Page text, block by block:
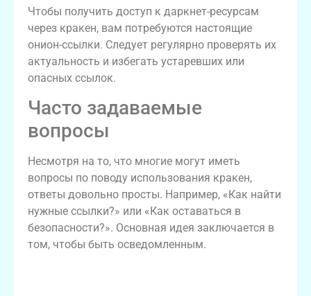
Чтобы получить доступ к даркнет-ресурсам
через кракен, вам потребуются настоящие
онион-ссылки. Следует регулярно проверять их
актуальность и избегать устаревших или
опасных ссылок.
Часто задаваемые
вопросы
Несмотря на то, что многие могут иметь
вопросы по поводу использования кракен,
ответы довольно просты. Например, «Как найти
нужные ссылки?» или «Как оставаться в
безопасности?». Основная идея заключается в
том, чтобы быть осведомленным.